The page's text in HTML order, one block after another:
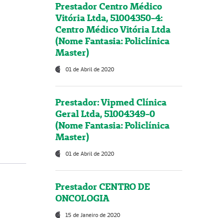
Prestador Centro Médico
Vitória Ltda, 51004350-4:
Centro Médico Vitória Ltda
(Nome Fantasia: Policlínica
Master)
01 de Abril de 2020
Prestador: Vipmed Clínica
Geral Ltda, 51004349-0
(Nome Fantasia: Policlínica
Master)
01 de Abril de 2020
Prestador CENTRO DE
ONCOLOGIA
15 de Janeiro de 2020